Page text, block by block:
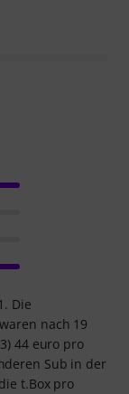
Sie diese
Die
nach 19
44 euro pro
Sub in der
t.Box pro